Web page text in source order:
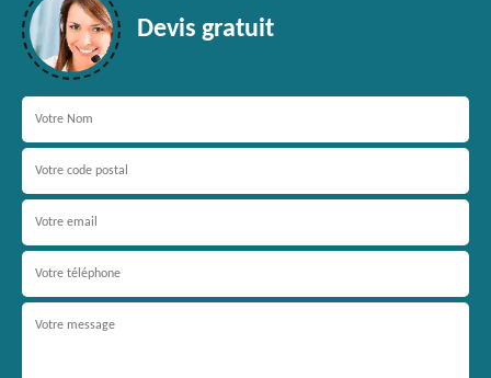
Devis gratuit